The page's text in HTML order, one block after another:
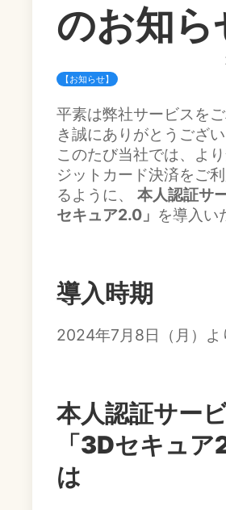
のお知ら
【お知らせ】
平素は弊社サービスを
き誠にありがとうござい
このたび当社では、よ
ジットカード決済をご
るように、 本人認証サ
セキュア2.0」 を導入い
導入時期
2024年7月8日（月）よ
本人認証サー
「3Dセキュア
は